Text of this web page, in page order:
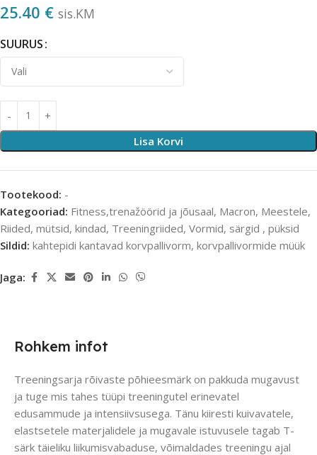
25.40 € sis.KM
SUURUS
Lisa Korvi
Tootekood: -
Kategooriad: Fitness,trenažöörid ja jõusaal, Macron, Meestele,
Riided, mütsid, kindad, Treeningriided, Vormid, särgid , püksid
Sildid: kahtepidi kantavad korvpallivorm, korvpallivormide müük
Jaga:
Rohkem infot
Treeningsarja rõivaste põhieesmärk on pakkuda mugavust
ja tuge mis tahes tüüpi treeningutel erinevatel
edusammude ja intensiivsusega. Tänu kiiresti kuivavatele,
elastsetele materjalidele ja mugavale istuvusele tagab T-
särk täieliku liikumisvabaduse, võimaldades treeningu ajal